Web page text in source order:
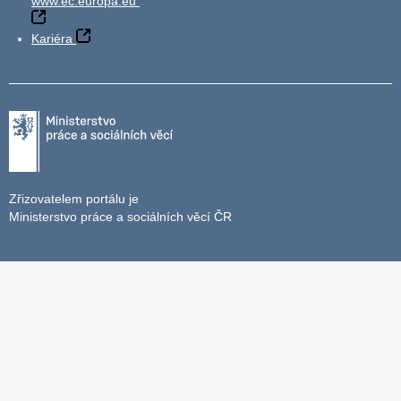
Kariéra
Zřizovatelem portálu je
Ministerstvo práce a sociálních věcí ČR